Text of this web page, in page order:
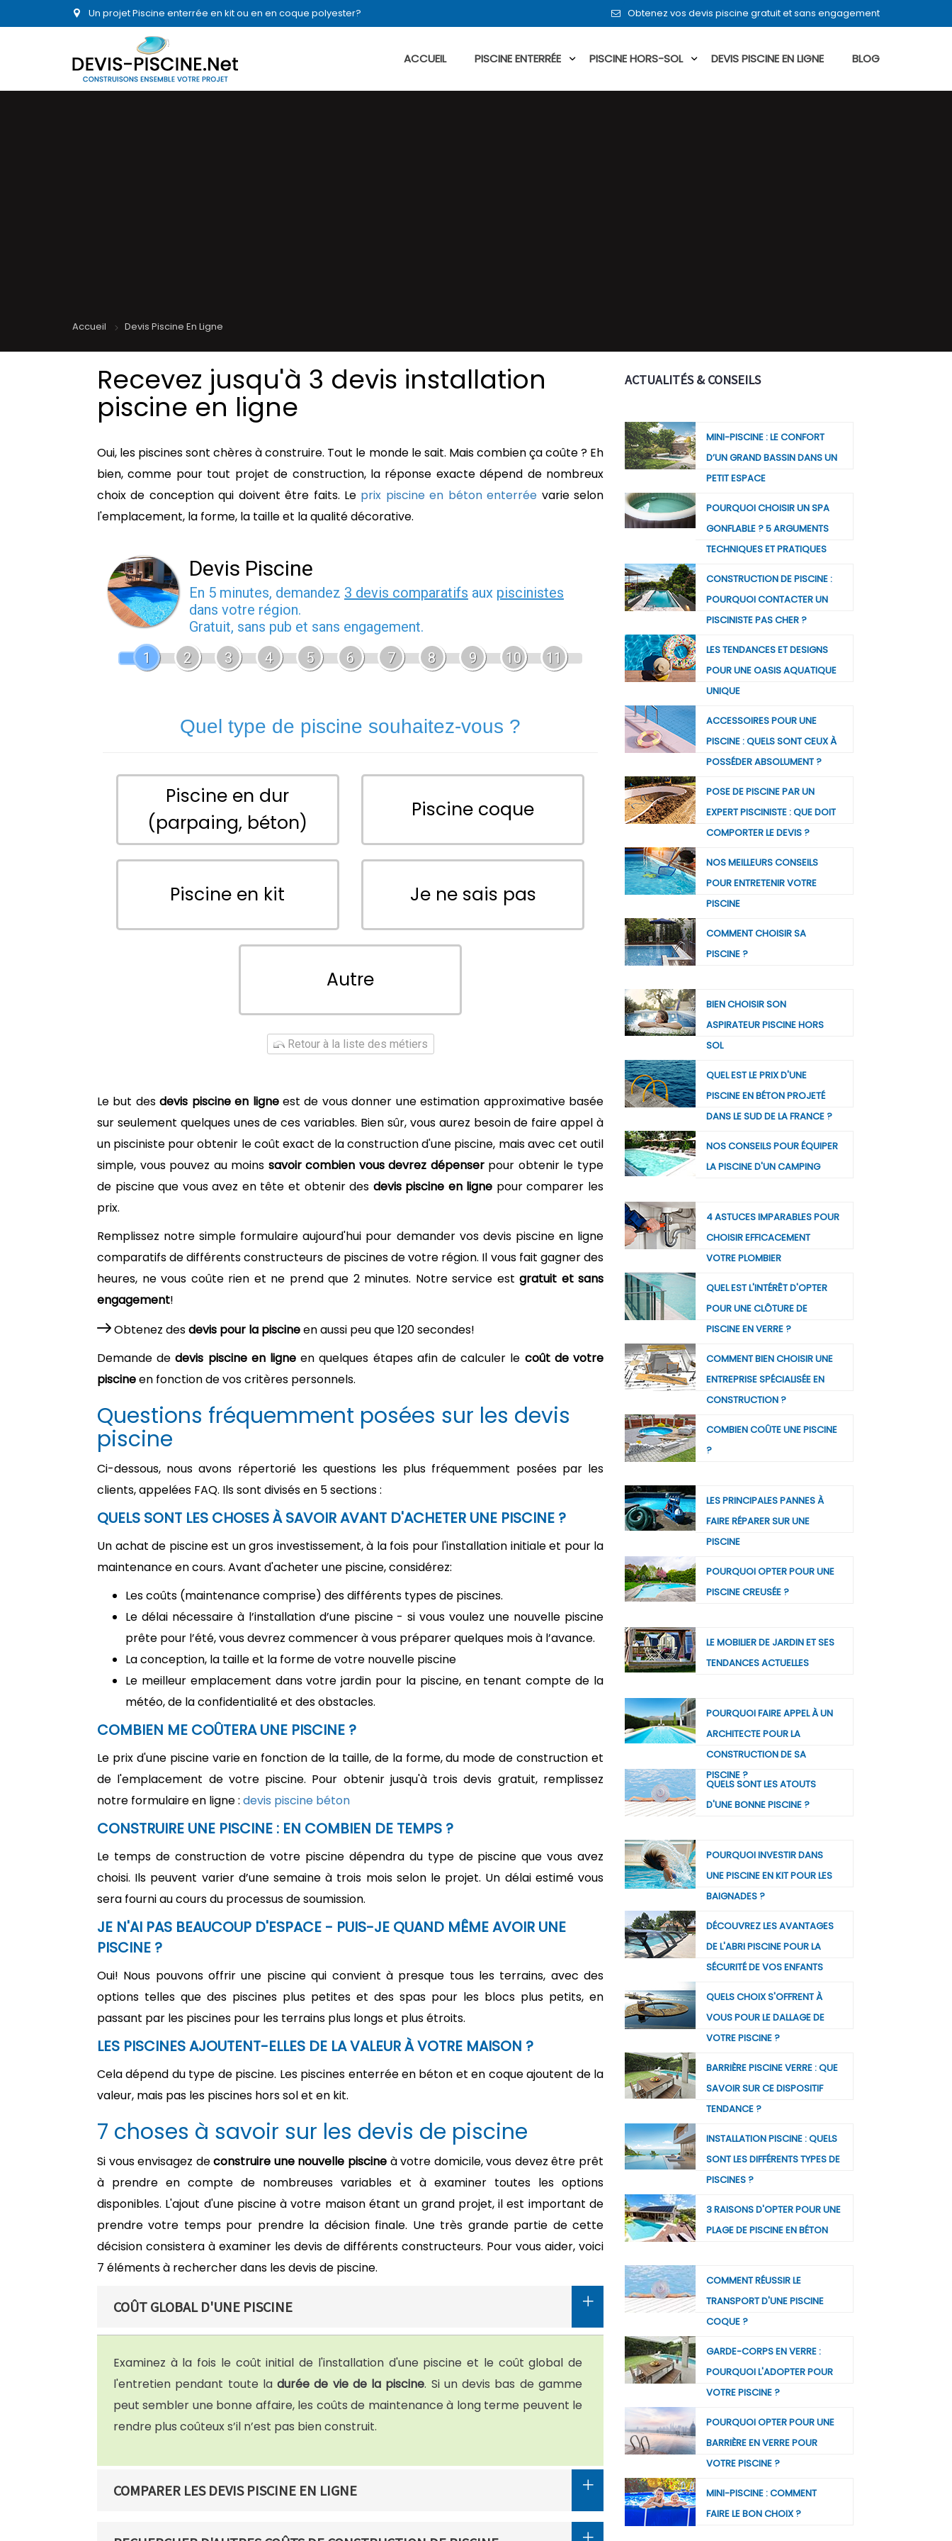
Un projet Piscine enterrée en kit ou en en coque polyester? Obtenez vos devis piscine gratuit et sans engagement
ACCUEIL PISCINE ENTERRÉE PISCINE HORS-SOL DEVIS PISCINE EN LIGNE BLOG
Accueil Devis Piscine En Ligne
Recevez jusqu'à 3 devis installation
piscine en ligne
Oui, les piscines sont chères à construire. Tout le monde le sait. Mais combien ça coûte ? Eh
bien, comme pour tout projet de construction, la réponse exacte dépend de nombreux
choix de conception qui doivent être faits. Le prix piscine en béton enterrée varie selon
l'emplacement, la forme, la taille et la qualité décorative.
Devis Piscine
En 5 minutes, demandez 3 devis comparatifs aux piscinistes
dans votre région.
Gratuit, sans pub et sans engagement.
1
2 3 4 5 6 7 8 9 10 11
Quel type de piscine souhaitez-vous ?
Piscine en dur
(parpaing, béton)
Piscine coque
Piscine en kit Je ne sais pas
Autre
Retour à la liste des métiers
Le but desdevis piscine en ligneest de vous donner une estimation approximative basée
sur seulement quelques unes de ces variables. Bien sûr, vous aurez besoin de faire appel à
un pisciniste pour obtenir le coût exact de la construction d'une piscine, mais avec cet outil
simple, vous pouvez au moins savoir combien vous devrez dépenserpour obtenir le type
de piscine que vous avez en tête et obtenir des devis piscine en ligne pour comparer les
prix.
Remplissez notre simple formulaire aujourd'hui pour demander vos devis piscine en ligne
comparatifs de différents constructeurs de piscines de votre région. Il vous fait gagner des
heures, ne vous coûte rien et ne prend que 2 minutes. Notre service est gratuit et sans
engagement!
Obtenez desdevis pour la piscineen aussi peu que 120 secondes!
Demande dedevis piscine en ligne en quelques étapes afin de calculer le coût de votre
piscineen fonction de vos critères personnels.
Questions fréquemment posées sur les devis
piscine
Ci-dessous, nous avons répertorié les questions les plus fréquemment posées par les
clients, appelées FAQ. Ils sont divisés en 5 sections :
QUELS SONT LES CHOSES À SAVOIR AVANT D'ACHETER UNE PISCINE ?
Un achat de piscine est un gros investissement, à la fois pour l'installation initiale et pour la
maintenance en cours. Avant d'acheter une piscine, considérez:
Les coûts (maintenance comprise) des différents types de piscines.
Le délai nécessaire à l’installation d’une piscine - si vous voulez une nouvelle piscine
prête pour l’été, vous devrez commencer à vous préparer quelques mois à l’avance.
La conception, la taille et la forme de votre nouvelle piscine
Le meilleur emplacement dans votre jardin pour la piscine, en tenant compte de la
météo, de la confidentialité et des obstacles.
COMBIEN ME COÛTERA UNE PISCINE ?
Le prix d'une piscine varie en fonction de la taille, de la forme, du mode de construction et
de l'emplacement de votre piscine. Pour obtenir jusqu'à trois devis gratuit, remplissez
notre formulaire en ligne : devis piscine béton
CONSTRUIRE UNE PISCINE : EN COMBIEN DE TEMPS ?
Le temps de construction de votre piscine dépendra du type de piscine que vous avez
choisi. Ils peuvent varier d’une semaine à trois mois selon le projet. Un délai estimé vous
sera fourni au cours du processus de soumission.
JE N'AI PAS BEAUCOUP D'ESPACE - PUIS-JE QUAND MÊME AVOIR UNE
PISCINE ?
Oui! Nous pouvons offrir une piscine qui convient à presque tous les terrains, avec des
options telles que des piscines plus petites et des spas pour les blocs plus petits, en
passant par les piscines pour les terrains plus longs et plus étroits.
LES PISCINES AJOUTENT-ELLES DE LA VALEUR À VOTRE MAISON ?
Cela dépend du type de piscine. Les piscines enterrée en béton et en coque ajoutent de la
valeur, mais pas les piscines hors sol et en kit.
7 choses à savoir sur les devis de piscine
Si vous envisagez deconstruire une nouvelle piscine à votre domicile, vous devez être prêt
à prendre en compte de nombreuses variables et à examiner toutes les options
disponibles. L'ajout d'une piscine à votre maison étant un grand projet, il est important de
prendre votre temps pour prendre la décision finale. Une très grande partie de cette
décision consistera à examiner les devis de différents constructeurs. Pour vous aider, voici
7 éléments à rechercher dans les devis de piscine.
COÛT GLOBAL D'UNE PISCINE
Examinez à la fois le coût initial de l'installation d'une piscine et le coût global de
l'entretien pendant toute ladurée de vie de la piscine. Si un devis bas de gamme
peut sembler une bonne affaire, les coûts de maintenance à long terme peuvent le
rendre plus coûteux s’il n’est pas bien construit.
COMPARER LES DEVIS PISCINE EN LIGNE
ACTUALITÉS & CONSEILS
MINI-PISCINE : LE CONFORT
D’UN GRAND BASSIN DANS UN
PETIT ESPACE
POURQUOI CHOISIR UN SPA
GONFLABLE ? 5 ARGUMENTS
TECHNIQUES ET PRATIQUES
CONSTRUCTION DE PISCINE :
POURQUOI CONTACTER UN
PISCINISTE PAS CHER ?
LES TENDANCES ET DESIGNS
POUR UNE OASIS AQUATIQUE
UNIQUE
ACCESSOIRES POUR UNE
PISCINE : QUELS SONT CEUX À
POSSÉDER ABSOLUMENT ?
POSE DE PISCINE PAR UN
EXPERT PISCINISTE : QUE DOIT
COMPORTER LE DEVIS ?
NOS MEILLEURS CONSEILS
POUR ENTRETENIR VOTRE
PISCINE
COMMENT CHOISIR SA
PISCINE ?
BIEN CHOISIR SON
ASPIRATEUR PISCINE HORS
SOL
QUEL EST LE PRIX D'UNE
PISCINE EN BÉTON PROJETÉ
DANS LE SUD DE LA FRANCE ?
NOS CONSEILS POUR ÉQUIPER
LA PISCINE D'UN CAMPING
4 ASTUCES IMPARABLES POUR
CHOISIR EFFICACEMENT
VOTRE PLOMBIER
QUEL EST L'INTÉRÊT D'OPTER
POUR UNE CLÔTURE DE
PISCINE EN VERRE ?
COMMENT BIEN CHOISIR UNE
ENTREPRISE SPÉCIALISÉE EN
CONSTRUCTION ?
COMBIEN COÛTE UNE PISCINE
?
LES PRINCIPALES PANNES À
FAIRE RÉPARER SUR UNE
PISCINE
POURQUOI OPTER POUR UNE
PISCINE CREUSÉE ?
LE MOBILIER DE JARDIN ET SES
TENDANCES ACTUELLES
POURQUOI FAIRE APPEL À UN
ARCHITECTE POUR LA
CONSTRUCTION DE SA
PISCINE ?
QUELS SONT LES ATOUTS
D'UNE BONNE PISCINE ?
POURQUOI INVESTIR DANS
UNE PISCINE EN KIT POUR LES
BAIGNADES ?
DÉCOUVREZ LES AVANTAGES
DE L'ABRI PISCINE POUR LA
SÉCURITÉ DE VOS ENFANTS
QUELS CHOIX S'OFFRENT À
VOUS POUR LE DALLAGE DE
VOTRE PISCINE ?
BARRIÈRE PISCINE VERRE : QUE
SAVOIR SUR CE DISPOSITIF
TENDANCE ?
INSTALLATION PISCINE : QUELS
SONT LES DIFFÉRENTS TYPES DE
PISCINES ?
3 RAISONS D'OPTER POUR UNE
PLAGE DE PISCINE EN BÉTON
COMMENT RÉUSSIR LE
TRANSPORT D'UNE PISCINE
COQUE ?
GARDE-CORPS EN VERRE :
POURQUOI L'ADOPTER POUR
VOTRE PISCINE ?
POURQUOI OPTER POUR UNE
BARRIÈRE EN VERRE POUR
VOTRE PISCINE ?
MINI-PISCINE : COMMENT
FAIRE LE BON CHOIX ?